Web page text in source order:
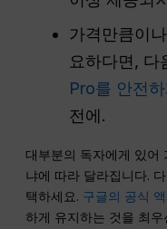
가격만큼이
요하다면, 다
Pro를 안전
전에.
대부분의 독자에게 있어
냐에 따라 달라집니다.
택하세요. 구글의 공식
하게 유지하는 것을 최